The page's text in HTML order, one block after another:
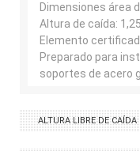
Dimensiones área
Altura de caída:
Elemento
Preparado para
soportes de acero
ALTURA LIBRE DE